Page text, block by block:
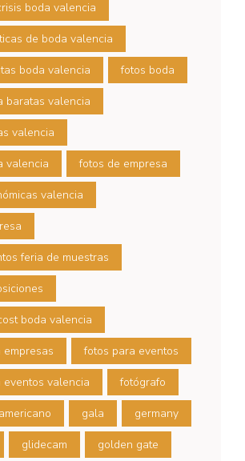
boda valencia
de boda valencia
boda valencia fotos boda
baratas valencia
valencia
valencia fotos de empresa
valencia
feria de muestras
boda valencia
fotos para eventos
eventos valencia fotógrafo
gala germany
glidecam golden gate